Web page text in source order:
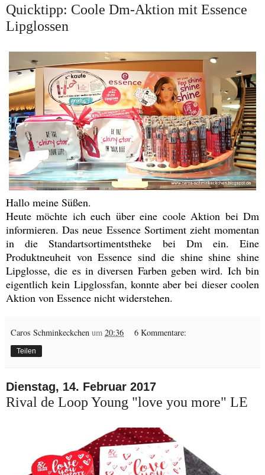
Quicktipp: Coole Dm-Aktion mit Essence
Lipglossen
Hallo meine Süßen.
Heute möchte ich euch über eine coole Aktion bei Dm
informieren. Das neue Essence Sortiment zieht momentan
in die Standartsortimentstheke bei Dm ein. Eine
Produktneuheit von Essence sind die shine shine shine
Lipglosse, die es in diversen Farben geben wird. Ich bin
eigentlich kein Lipglossfan, konnte aber bei dieser coolen
Aktion von Essence nicht widerstehen.
Caros Schminkeckchen um 20:36 6 Kommentare:
Teilen
Dienstag, 14. Februar 2017
Rival de Loop Young "love you more" LE